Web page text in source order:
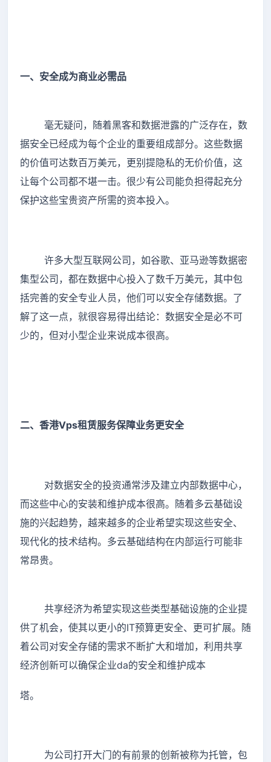
一、安全成为商业必需品
毫无疑问，随着黑客和数据泄露的广泛存在，数
据安全已经成为每个企业的重要组成部分。这些数据
的价值可达数百万美元，更别提隐私的无价价值，这
让每个公司都不堪一击。很少有公司能负担得起充分
保护这些宝贵资产所需的资本投入。
许多大型互联网公司，如谷歌、亚马逊等数据密
集型公司，都在数据中心投入了数千万美元，其中包
括完善的安全专业人员，他们可以安全存储数据。了
解了这一点，就很容易得出结论：数据安全是必不可
少的，但对小型企业来说成本很高。
二、香港Vps租赁服务保障业务更安全
对数据安全的投资通常涉及建立内部数据中心，
而这些中心的安装和维护成本很高。随着多云基础设
施的兴起趋势，越来越多的企业希望实现这些安全、
现代化的技术结构。多云基础结构在内部运行可能非
常昂贵。
共享经济为希望实现这些类型基础设施的企业提
供了机会，使其以更小的IT预算更安全、更可扩展。随
着公司对安全存储的需求不断扩大和增加，利用共享
经济创新可以确保企业da的安全和维护成本
塔。
为公司打开大门的有前景的创新被称为托管，包